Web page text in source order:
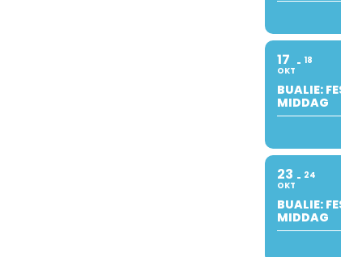
17
OKT
18
BUALIE:
MIDDAG
23
OKT
24
BUALIE:
MIDDAG